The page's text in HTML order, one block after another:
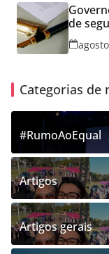
de
Categorias de
#RumoAoEqual
Artigos
Artigos gerais